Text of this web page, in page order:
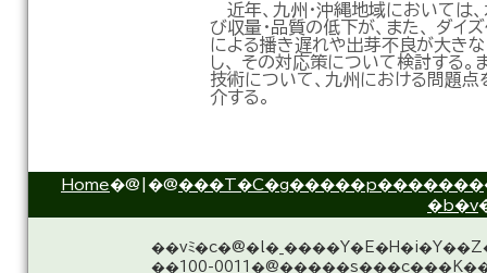
近年、九州・沖縄地域においては
び収量・品質の低下が、また、 ダ
による播き遅れや出芽不良が大きな
し、 その対応策について検討する
技術について、九州における問題
介する。
Home�@|�@���T�C�g�����p�������
�b�v
��vﾐ
��100-